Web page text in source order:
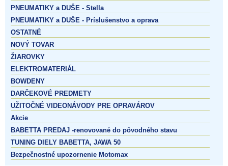
PNEUMATIKY a DUŠE - Stella
PNEUMATIKY a DUŠE - Príslušenstvo a oprava
OSTATNÉ
NOVÝ TOVAR
ŽIAROVKY
ELEKTROMATERIÁL
BOWDENY
DARČEKOVÉ PREDMETY
UŽITOČNÉ VIDEONÁVODY PRE OPRAVÁROV
Akcie
BABETTA PREDAJ -renovované do pôvodného stavu
TUNING DIELY BABETTA, JAWA 50
Bezpečnostné upozornenie Motomax